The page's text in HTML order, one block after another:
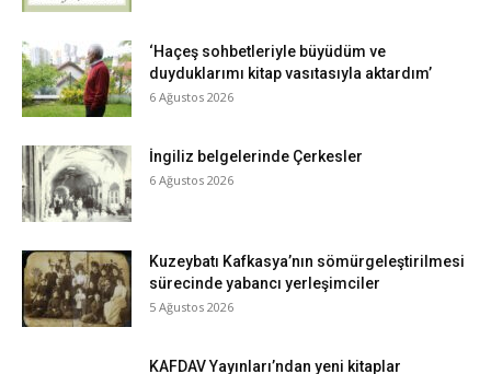
‘Haçeş sohbetleriyle büyüdüm ve
duyduklarımı kitap vasıtasıyla aktardım’
6 Ağustos 2026
İngiliz belgelerinde Çerkesler
6 Ağustos 2026
Kuzeybatı Kafkasya’nın sömürgeleştirilmesi
sürecinde yabancı yerleşimciler
5 Ağustos 2026
KAFDAV Yayınları’ndan yeni kitaplar